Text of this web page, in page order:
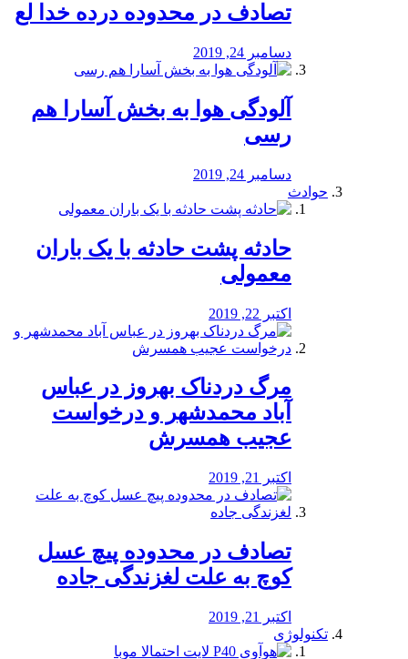
تصادف در محدوده درده خدا لع
دسامبر 24, 2019
آلودگی هوا به بخش آسارا هم
رسی
دسامبر 24, 2019
حوادث
️حادثه پشت حادثه با یک باران
معمولی
اکتبر 22, 2019
مرگ دردناک بهروز در عباس
آباد محمدشهر و درخواست
عجیب همسرش
اکتبر 21, 2019
تصادف در محدوده پیچ عسل
کوچ به علت لغزندگی جاده
اکتبر 21, 2019
تکنولوژی